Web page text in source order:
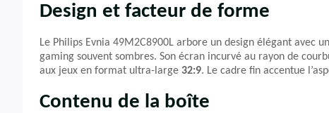
Design et facteur de forme
Le Philips Evnia 49M2C8900L arbore un design élégant
gaming souvent sombres. Son écran incurvé au rayon de
aux jeux en format ultra-large 32:9. Le cadre fin accentue
Contenu de la boîte